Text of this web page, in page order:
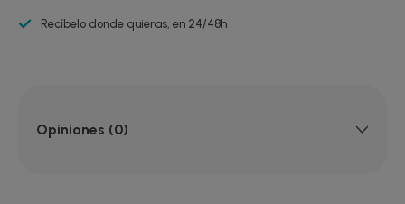
Recíbelo donde quieras, en 24/48h
Opiniones (0)